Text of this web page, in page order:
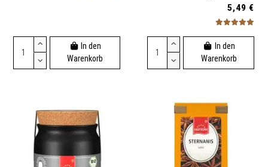
In den
Warenkorb
5,49 €
In den
Warenkorb